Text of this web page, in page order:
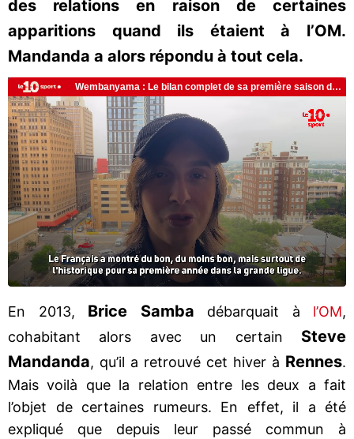
des relations en raison de certaines
apparitions quand ils étaient à l’OM.
Mandanda a alors répondu à tout cela.
En 2013, Brice Samba débarquait à l’OM,
cohabitant alors avec un certain Steve
Mandanda, qu’il a retrouvé cet hiver à Rennes.
Mais voilà que la relation entre les deux a fait
l’objet de certaines rumeurs. En effet, il a été
expliqué que depuis leur passé commun à